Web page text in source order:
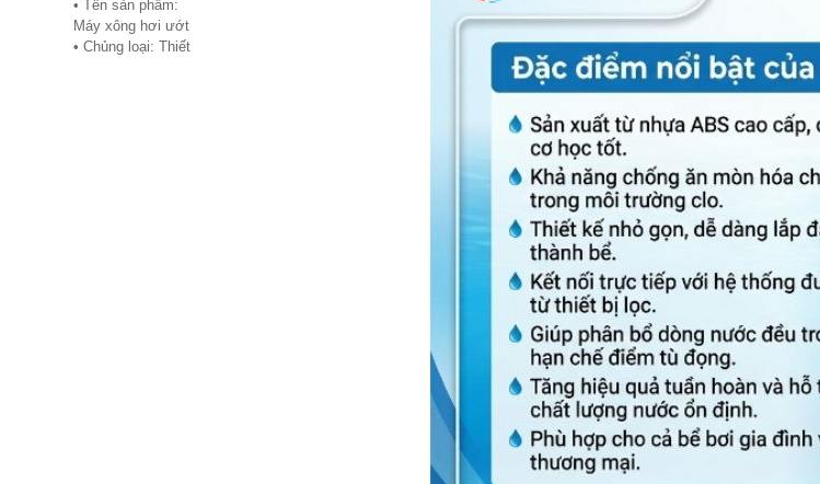
khiển điện tử hiển
thị số, cho phép cài
• Tên sản phẩm:
Máy xông hơi ướt
• Chủng loại: Thiết